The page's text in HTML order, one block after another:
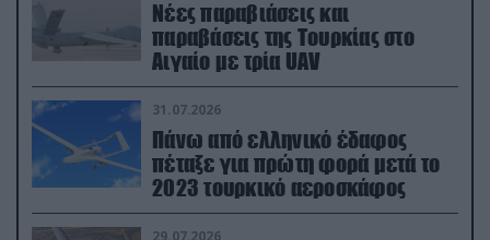
Νέες παραβιάσεις και
παραβάσεις της Τουρκίας στο
Αιγαίο με τρία UAV
31.07.2026
Πάνω από ελληνικό έδαφος
πέταξε για πρώτη φορά μετά το
2023 τουρκικό αεροσκάφος
29.07.2026